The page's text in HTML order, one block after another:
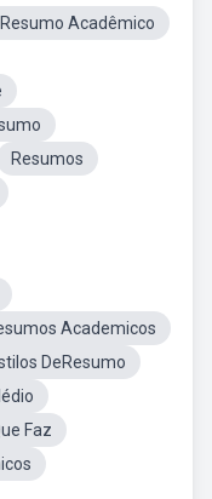
Acadêmico
Resumos
Academicos
DeResumo
Faz